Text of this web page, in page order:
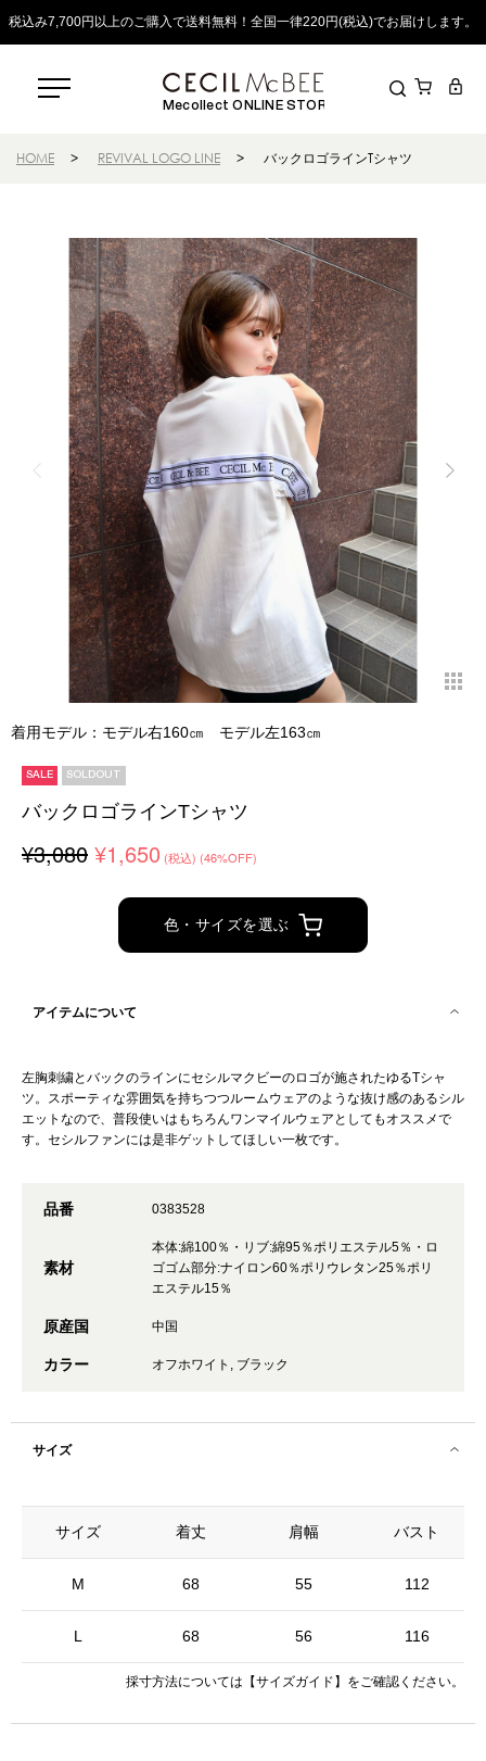
税込み7,700円以上のご購入で送料無料！全国一律220円(税込)でお届けします。
Mecollect ONLINE STORE
HOME > REVIVAL LOGO LINE > バックロゴラインTシャツ
着用モデル：モデル右160㎝ モデル左163㎝
SALE SOLDOUT
バックロゴラインTシャツ
¥3,080 ¥1,650 (税込) (46%OFF)
色・サイズを選ぶ
アイテムについて
左胸刺繍とバックのラインにセシルマクビーのロゴが施されたゆるTシャ
ツ。スポーティな雰囲気を持ちつつルームウェアのような抜け感のあるシル
エットなので、普段使いはもちろんワンマイルウェアとしてもオススメで
す。セシルファンには是非ゲットしてほしい一枚です。
品番 0383528
素材
本体:綿100％・リブ:綿95％ポリエステル5％・ロ
ゴゴム部分:ナイロン60％ポリウレタン25％ポリ
エステル15％
原産国 中国
カラー オフホワイト, ブラック
サイズ
サイズ
M
L
着丈 肩幅 バスト
68 55 112
68 56 116
採寸方法については 【サイズガイド】 をご確認ください。